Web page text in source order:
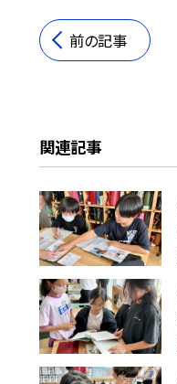
前の記事
関連記事